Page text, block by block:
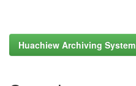
Huachiew Archiving System